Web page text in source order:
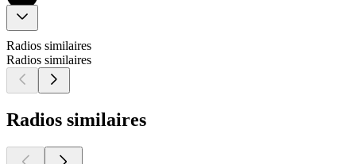
Radios similaires
Radios similaires
Radios similaires